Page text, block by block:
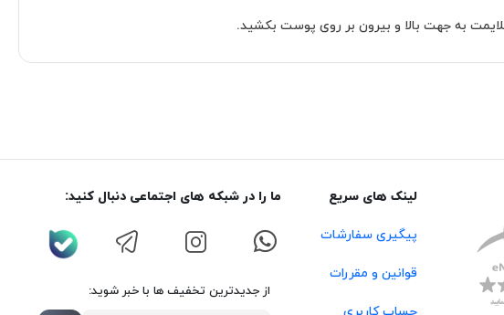
به جهت بالا و بیرون بر روی پوست بکشید.
لینک های سریع
پیگیری سفارشات
قوانین و مقررات
ما را در شبکه های اجتماعی دنبال کنید:
از جدیدترین تخفیف ها با خبر شوید: